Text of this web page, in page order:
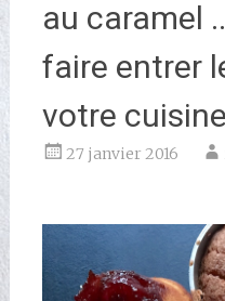
au caramel
faire entrer
votre
27 janvier 2016